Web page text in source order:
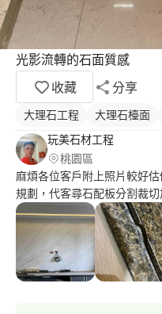
光影流轉的石面質感
收藏
分享
大理石工程 大理石檯面
玩美石材工程
桃園區
麻煩各位客戶附上照片較好
規劃，代客尋石配板分割裁
尾，協助驗屋，安檢健診，瓷